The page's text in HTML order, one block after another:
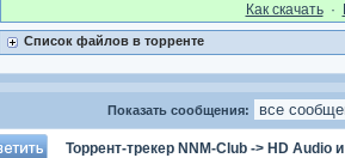
Как cкачать·
Список файлов в торренте
Показать сообщения:
Торрент-трекер NNM-Club -> HD Audio